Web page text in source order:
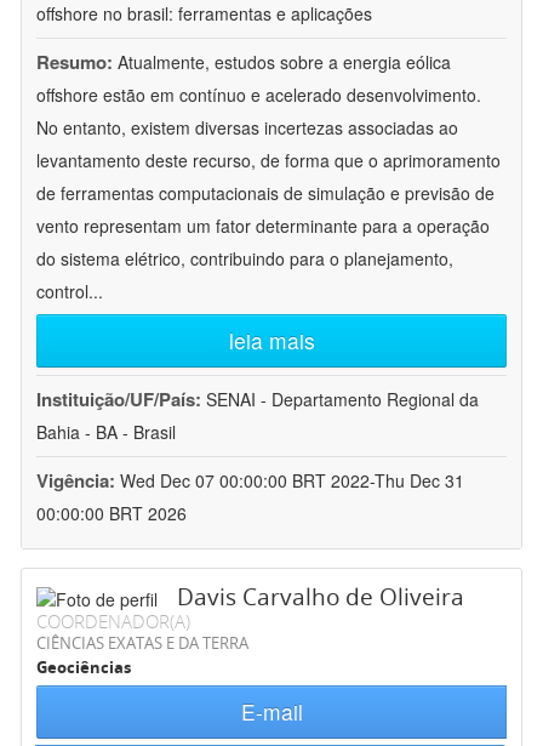
offshore no brasil: ferramentas e aplicações
Resumo: Atualmente, estudos sobre a energia eólica
offshore estão em contínuo e acelerado desenvolvimento.
No entanto, existem diversas incertezas associadas ao
levantamento deste recurso, de forma que o aprimoramento
de ferramentas computacionais de simulação e previsão de
vento representam um fator determinante para a operação
do sistema elétrico, contribuindo para o planejamento,
control...
leia mais
Instituição/UF/País: SENAI - Departamento Regional da
Bahia - BA - Brasil
Vigência: Wed Dec 07 00:00:00 BRT 2022-Thu Dec 31
00:00:00 BRT 2026
Davis Carvalho de Oliveira
COORDENADOR(A)
CIÊNCIAS EXATAS E DA TERRA
Geociências
E-mail